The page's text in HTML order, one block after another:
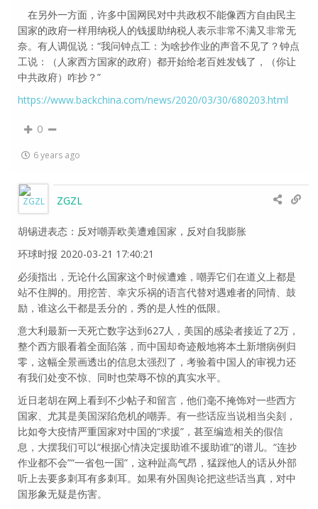
在另外一方面，许多中国网民对中共政权不能像西方自由民主
国家的政府一样用纳税人的钱援助纳税人表示非常不满又非常无
奈。有人调侃说：“我问钟点工：为啥抄作业的声音不见了？钟点
工说：（人家西方国家的政府）都开始给老百姓发钱了，（你让
中共政府）咋抄？”
https://www.backchina.com/news/2020/03/30/680203.html
0
6 years ago
ZGZL
胡锡进表态：反对嘲弄欧美遭难国家，反对自我膨胀
环球时报 2020-03-21 17:40:21
必须指出，无论什么国家这个时候遭难，嘲弄它们在道义上都是
站不住脚的。用挖苦、幸灾乐祸的语言代替对遇难者的同情、鼓
励，谁这么干都是丢分的，秀的是人性的低限。
意大利最新一天死亡数字达到627人，美国的感染者接近了2万，
整个西方眼看着全面陷落，而中国却奇迹般地将本土新增病例归
零，这幅全景画透出的信息太强烈了，考验着中国人的审视力还
有我们处变不惊、同时也荣辱不惊的真实水平。
近日老胡在网上看到不少帖子和留言，他们毫不掩饰对一些西方
国家、尤其是美国深陷危机的嘲弄。有一些话应当说相当尖刻，
比如夸大疫情严重国家对中国的“求援”，甚至编造相关的假信
息，大摆我们可以“根据心情决定援助谁不援助谁”的谱儿。“连抄
作业都不会”“一省包一国”，这种趾高气昂，猛踩他人的话从外部
听上去要多刺耳有多刺耳。如果有外国舆论把这些话当真，对中
国形象无疑是伤害。